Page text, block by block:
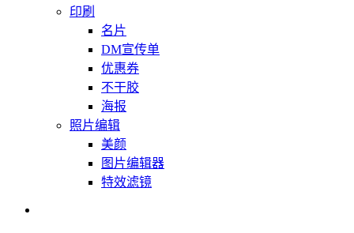
印刷
名片
DM宣传单
优惠券
不干胶
海报
照片编辑
美颜
图片编辑器
特效滤镜